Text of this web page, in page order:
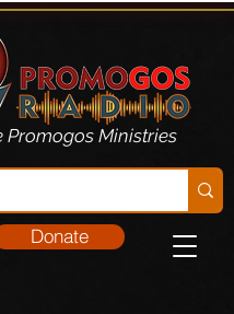
Promogos Ministries
Donate